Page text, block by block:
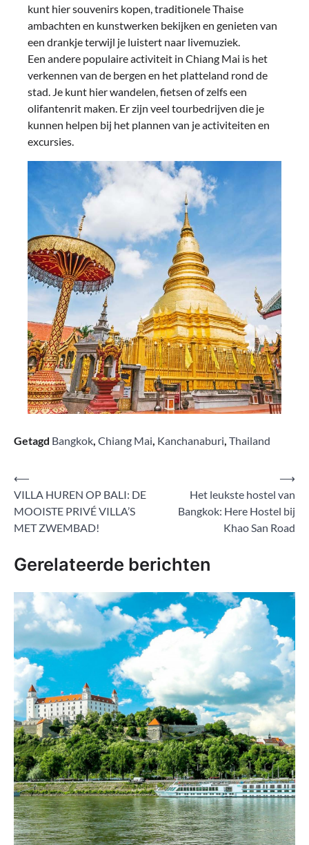
kunt hier souvenirs kopen, traditionele Thaise
ambachten en kunstwerken bekijken en genieten van
een drankje terwijl je luistert naar livemuziek.
Een andere populaire activiteit in Chiang Mai is het
verkennen van de bergen en het platteland rond de
stad. Je kunt hier wandelen, fietsen of zelfs een
olifantenrit maken. Er zijn veel tourbedrijven die je
kunnen helpen bij het plannen van je activiteiten en
excursies.
Getagd Bangkok, Chiang Mai, Kanchanaburi, Thailand
Bericht
navigatie
⟵
VILLA HUREN OP BALI: DE
MOOISTE PRIVÉ VILLA’S
MET ZWEMBAD!
Het leukste hostel van
Bangkok: Here Hostel bij
Khao San Road
⟶
Gerelateerde berichten